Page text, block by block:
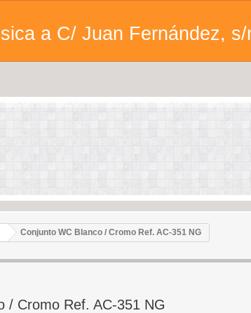
a C/ Juan Fernández,
Conjunto WC Blanco / Cromo Ref. AC-351 NG
/ Cromo Ref. AC-351 NG